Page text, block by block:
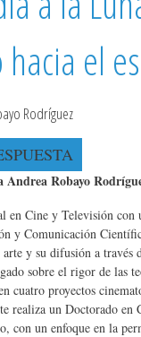
el
Rodríguez
Andrea Robayo
en Cine y Televisión con
y Comunicación
y su difusión a través
sobre el rigor de las
cuatro proyectos
realiza un Doctorado en
con un enfoque en la